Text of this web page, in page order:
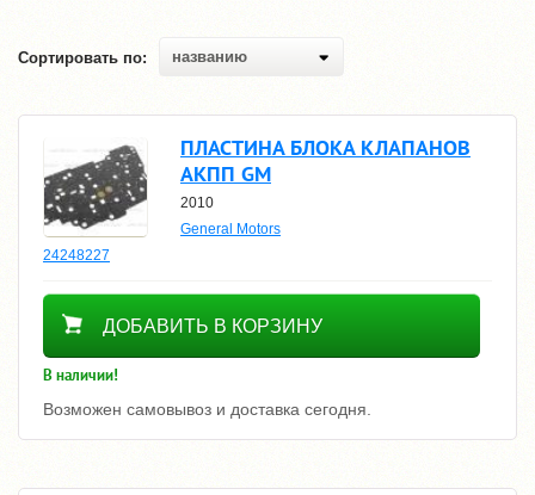
Сортировать по: названию
ПЛАСТИНА БЛОКА КЛАПАНОВ
АКПП GM
2010
General Motors
24248227
2200
ДОБАВИТЬ В КОРЗИНУ
В наличии!
Возможен самовывоз и доставка сегодня.